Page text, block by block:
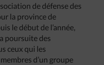
de défense des
la province de
le début de l’année,
poursuite des
ceux qui les
d’un groupe